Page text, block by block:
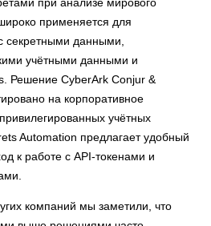
при анализе мирового
применяется для
секретными данными,
учётными данными и
Решение CyberArk Conjur &
на корпоративное
учётных
Automation предлагает удобный
к работе с API-токенами и
компаний мы заметили, что